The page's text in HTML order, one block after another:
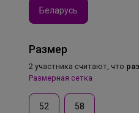
Беларусь
Размер
2 участника считают, что
Размерная сетка
52 58